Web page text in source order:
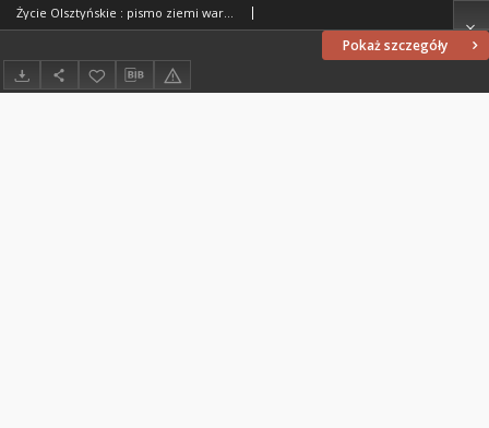
Pokaż szczegóły
Życie Olsztyńskie : pismo ziemi warmińsko-mazurskiej, 1949, nr 310